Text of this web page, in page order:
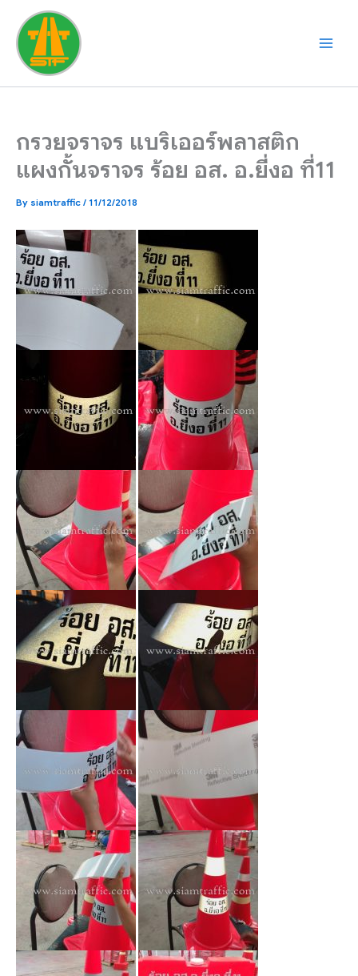
content
กรวยจราจร แบริเออร์พลาสติก
แผงกั้นจราจร ร้อย อส. อ.ยี่งอ ที่11
By siamtraffic / 11/12/2018